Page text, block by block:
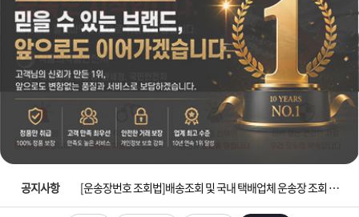
이
필
요
니
Q&A
파
워
맨
제
품
은
공지사항
입금확인이 안되는 상황을 대비해 꼭 입금후 고객센터 연락바랍니다.
[2026구정 연휴]설 연휴 배송 및 휴무 안내
[운송장번호 조회법]배송조회 및 국내 택배업체 운송장 조회 하는법